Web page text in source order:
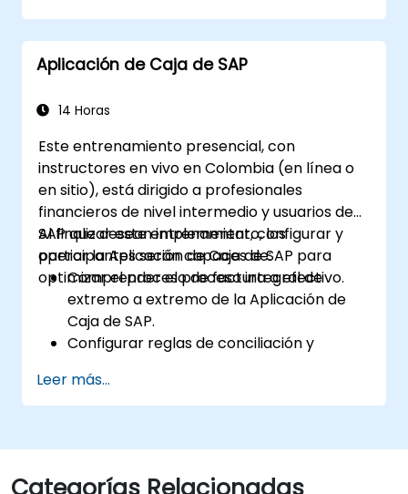
crear y asignar autorizaciones.
Aplicación de Caja de SAP
14 Horas
Este entrenamiento presencial, con
instructores en vivo en Colombia (en línea o
en sitio), está dirigido a profesionales
financieros de nivel intermedio y usuarios de
SAP que desean implementar, configurar y
operar la Aplicación de Caja de SAP para
optimizar el proceso de factura a efectivo.
Al finalizar este entrenamiento, los
participantes serán capaces de:
Comprender el proceso integral de
extremo a extremo de la Aplicación de
Caja de SAP.
Configurar reglas de conciliación y
automatización de pagos.
Integrar la Aplicación de Caja de SAP con
Monitorear, analizar y optimizar el
rendimiento de la aplicación de caja.
Leer más...